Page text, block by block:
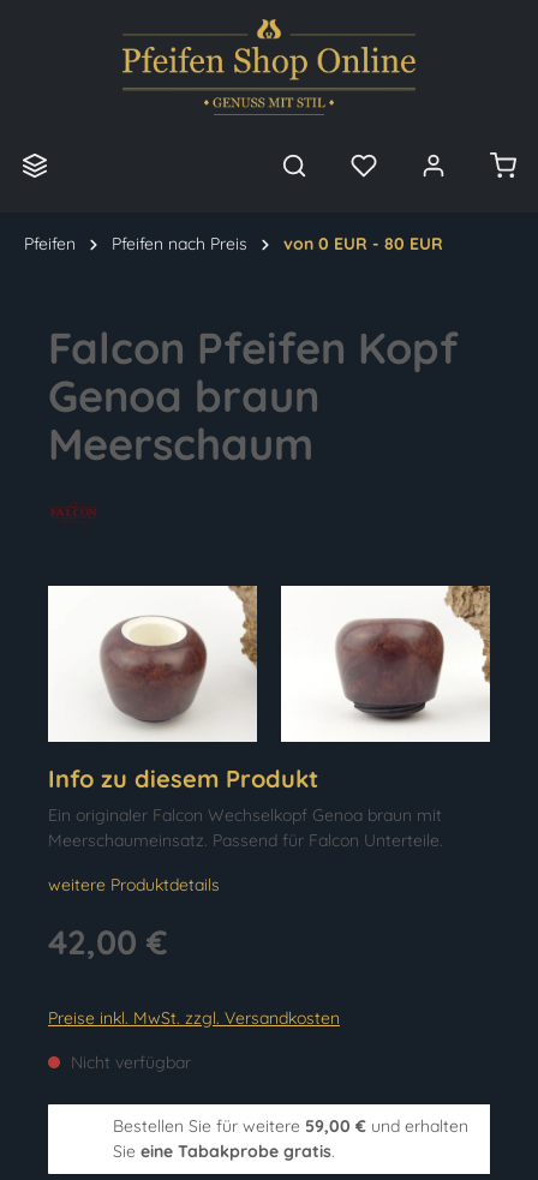
Pfeifen Pfeifen nach Preis von 0 EUR - 80 EUR
Falcon Pfeifen Kopf
Genoa braun
Meerschaum
Info zu diesem Produkt
Ein originaler Falcon Wechselkopf Genoa braun mit
Meerschaumeinsatz. Passend für Falcon Unterteile.
weitere Produktdetails
42,00 €
Preise inkl. MwSt. zzgl. Versandkosten
Nicht verfügbar
Bestellen Sie für weitere 59,00 € und erhalten
Sie eine Tabakprobe gratis.